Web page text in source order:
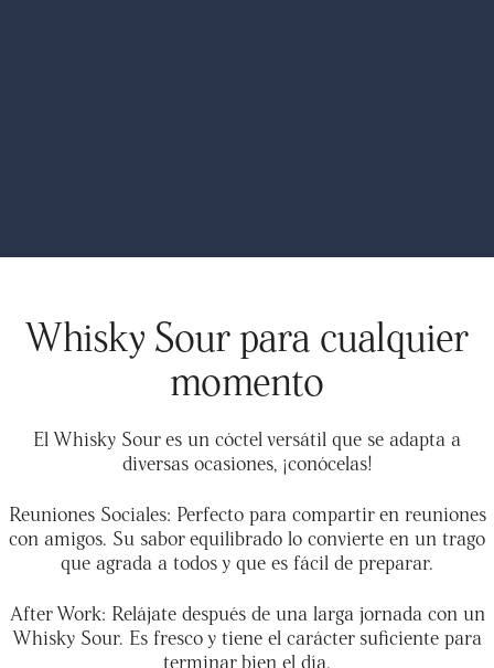
Whisky Sour para cualquier
momento
El Whisky Sour es un cóctel versátil que se adapta a
diversas ocasiones, ¡conócelas!
Reuniones Sociales: Perfecto para compartir en reuniones
con amigos. Su sabor equilibrado lo convierte en un trago
que agrada a todos y que es fácil de preparar.
After Work: Relájate después de una larga jornada con un
Whisky Sour. Es fresco y tiene el carácter suficiente para
terminar bien el día.